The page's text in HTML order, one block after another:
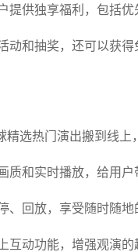
提供独享福利，包括
动和抽奖，还可以获
精选热门演出搬到线
质和实时播放，给用
、回放，享受随时随
互动功能，增强观演